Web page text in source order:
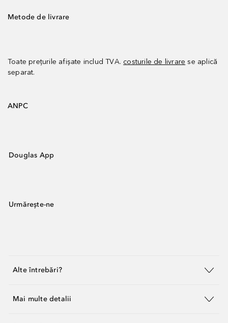
Metode de livrare
Toate prețurile afișate includ TVA. costurile de livrare se aplică
separat.
ANPC
Douglas App
Urmărește-ne
Alte întrebări?
Mai multe detalii